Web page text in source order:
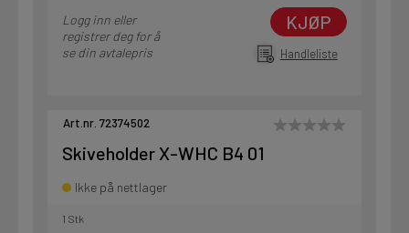
Logg inn eller
registrer deg for å
se din avtalepris
KJØP
Handleliste
Art.nr. 72374502
Skiveholder X-WHC B4 01
Ikke på nettlager
1 Stk